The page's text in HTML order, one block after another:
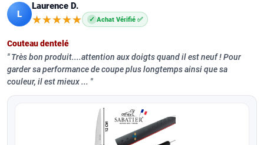
L
Laurence D.
★★★★★
★★★★★ ✓ Achat Vérifié ✅
Couteau dentelé
Très bon produit....attention aux doigts quand il est neuf ! Pour
garder sa performance de coupe plus longtemps ainsi que sa
couleur, il est mieux ...